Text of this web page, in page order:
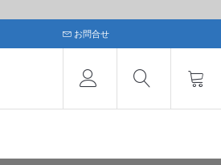
お問合せ